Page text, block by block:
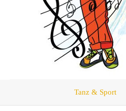
Tanz & Sport